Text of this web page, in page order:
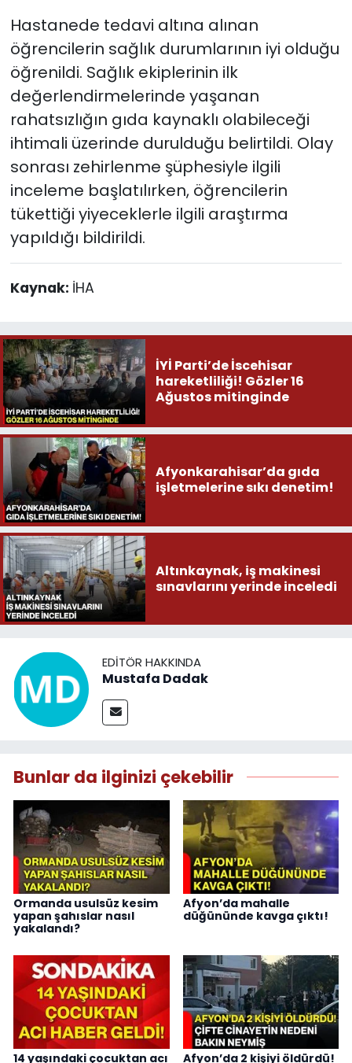
Hastanede tedavi altına alınan
öğrencilerin sağlık durumlarının iyi olduğu
öğrenildi. Sağlık ekiplerinin ilk
değerlendirmelerinde yaşanan
rahatsızlığın gıda kaynaklı olabileceği
ihtimali üzerinde durulduğu belirtildi. Olay
sonrası zehirlenme şüphesiyle ilgili
inceleme başlatılırken, öğrencilerin
tükettiği yiyeceklerle ilgili araştırma
yapıldığı bildirildi.
Kaynak: İHA
İYİ Parti’de İscehisar
hareketliliği! Gözler 16
Ağustos mitinginde
Afyonkarahisar’da gıda
işletmelerine sıkı denetim!
Altınkaynak, iş makinesi
sınavlarını yerinde inceledi
EDITÖR HAKKINDA
Mustafa Dadak
Bunlar da ilginizi çekebilir
Ormanda usulsüz kesim
yapan şahıslar nasıl
yakalandı?
Afyon’da mahalle
düğününde kavga çıktı!
14 yaşındaki çocuktan acı Afyon’da 2 kişiyi öldürdü!